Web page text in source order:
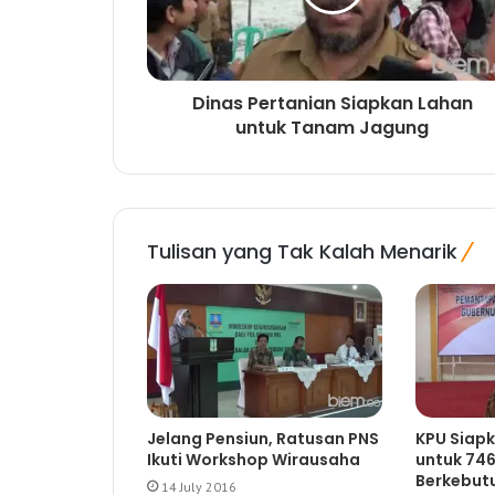
Dinas Pertanian Siapkan Lahan
untuk Tanam Jagung
Tulisan yang Tak Kalah Menarik
Jelang Pensiun, Ratusan PNS
Ikuti Workshop Wirausaha
14 July 2016
KPU
untuk